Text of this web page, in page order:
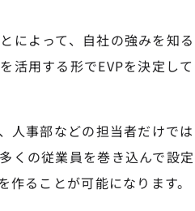
によって、自社の強みを知る
活用する形でEVPを決定して
人事部などの担当者だけでは
くの従業員を巻き込んで設定
作ることが可能になります。